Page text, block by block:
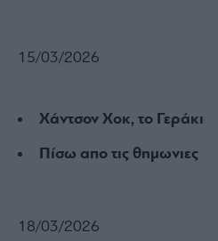
15/03/2026
Χάντσον Χοκ, το Γεράκι
Πίσω απο τις θημωνιες
18/03/2026